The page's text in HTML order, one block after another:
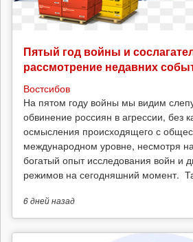
Пятый год войны и
рассмотрение недавних
Востсибов
На пятом году войны мы видим
обвинение россиян в агрессии, без
осмысления происходящего с
международном уровне, несмотря
богатый опыт исследования войн и
режимов на сегодняшний момент.
6 днейназад